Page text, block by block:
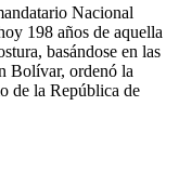
Nacional
198 años de aquella
basándose en las
Bolívar, ordenó la
de la República de